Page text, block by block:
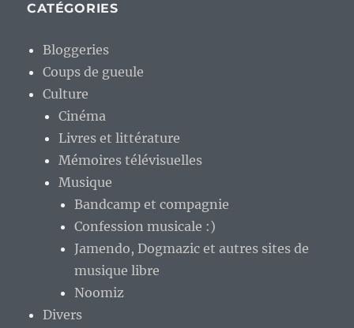
CATÉGORIES
Bloggeries
Coups de gueule
Culture
Cinéma
Livres et littérature
Mémoires télévisuelles
Musique
Bandcamp et compagnie
Confession musicale :)
Jamendo, Dogmazic et autres sites de
musique libre
Noomiz
Divers